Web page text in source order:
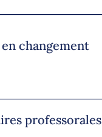
changement
professorales